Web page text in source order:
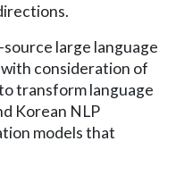
large language
consideration of
transform language
Korean NLP
models that